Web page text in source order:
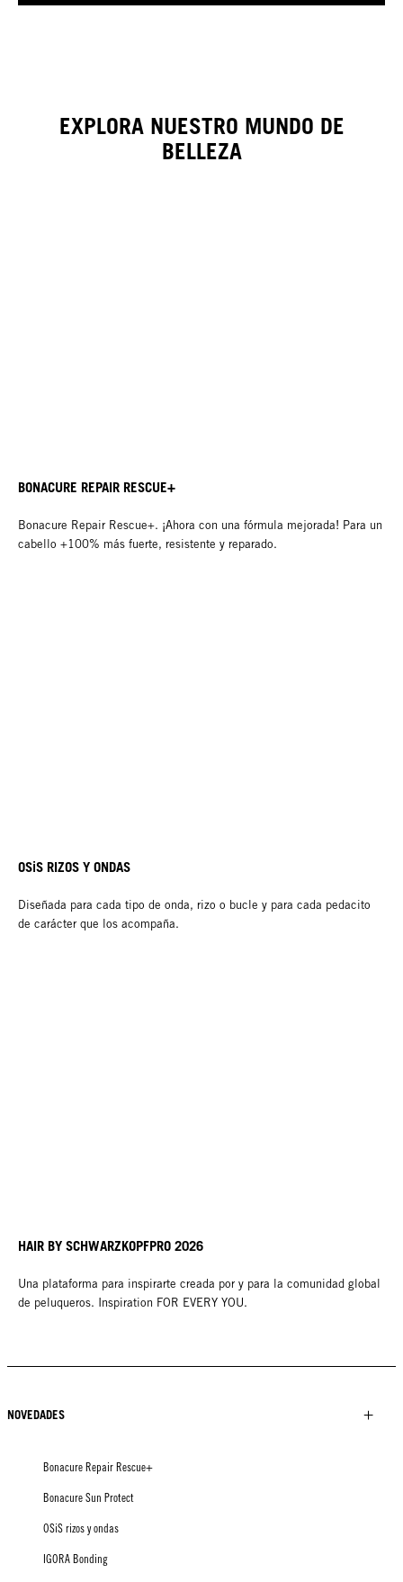
EXPLORA NUESTRO MUNDO DE
BELLEZA
BONACURE REPAIR RESCUE+
Bonacure Repair Rescue+. ¡Ahora con una fórmula mejorada! Para un
cabello +100% más fuerte, resistente y reparado.
OSiS RIZOS Y ONDAS
Diseñada para cada tipo de onda, rizo o bucle y para cada pedacito
de carácter que los acompaña.
HAIR BY SCHWARZKOPFPRO 2026
Una plataforma para inspirarte creada por y para la comunidad global
de peluqueros. Inspiration FOR EVERY YOU.
NOVEDADES
Bonacure Repair Rescue+
Bonacure Sun Protect
OSiS rizos y ondas
IGORA Bonding